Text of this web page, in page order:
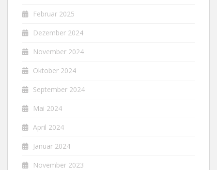
Februar 2025
Dezember 2024
November 2024
Oktober 2024
September 2024
Mai 2024
April 2024
Januar 2024
November 2023